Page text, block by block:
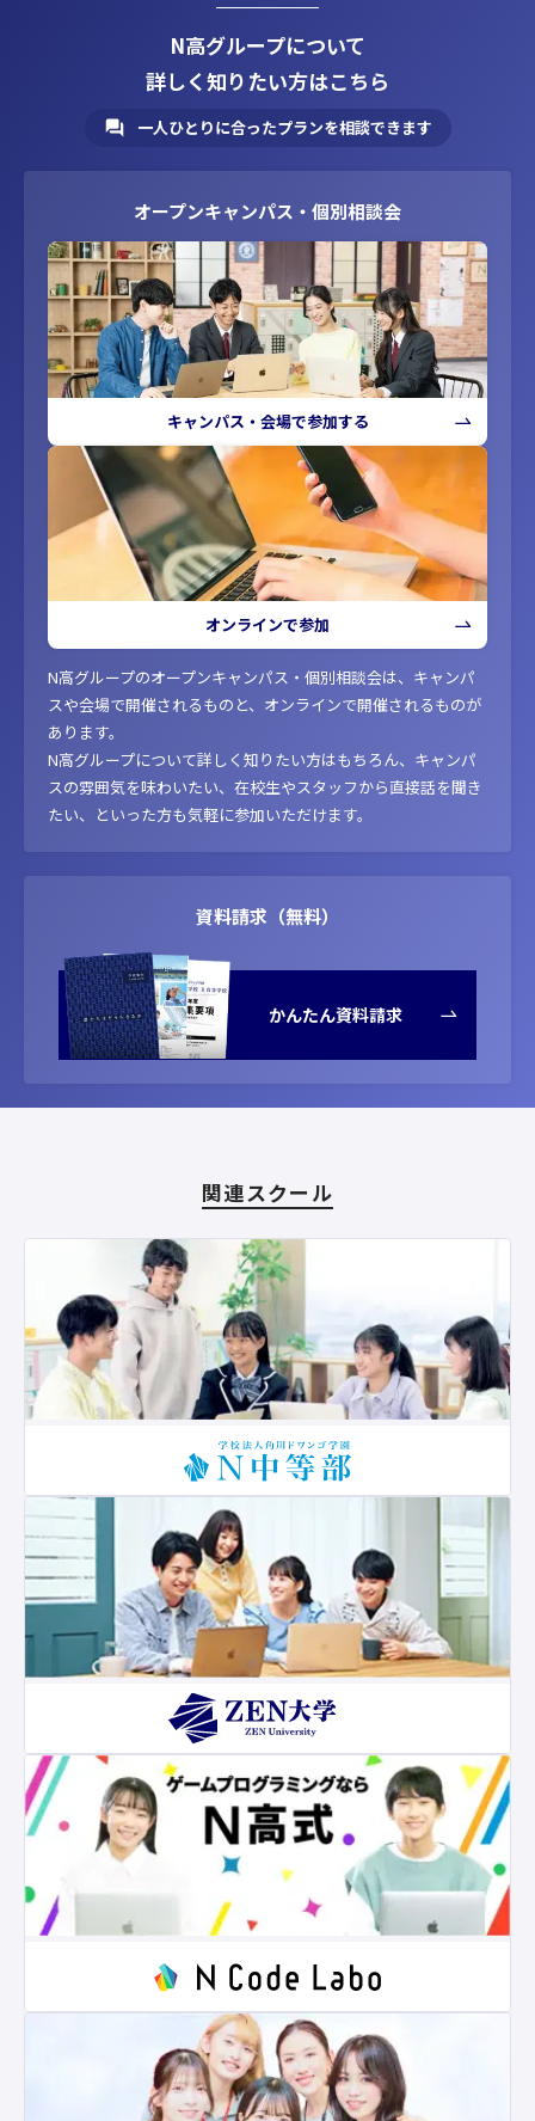
N高グループについて
詳しく知りたい方はこちら
一人ひとりに合ったプランを相談できます
オープンキャンパス・個別相談会
キャンパス・会場で参加する
オンラインで参加
N高グループのオープンキャンパス・個別相談会は、キャンパ
スや会場で開催されるものと、オンラインで開催されるものが
あります。
N高グループについて詳しく知りたい方はもちろん、キャンパ
スの雰囲気を味わいたい、在校生やスタッフから直接話を聞き
たい、といった方も気軽に参加いただけます。
資料請求（無料）
かんたん資料請求
関連スクール